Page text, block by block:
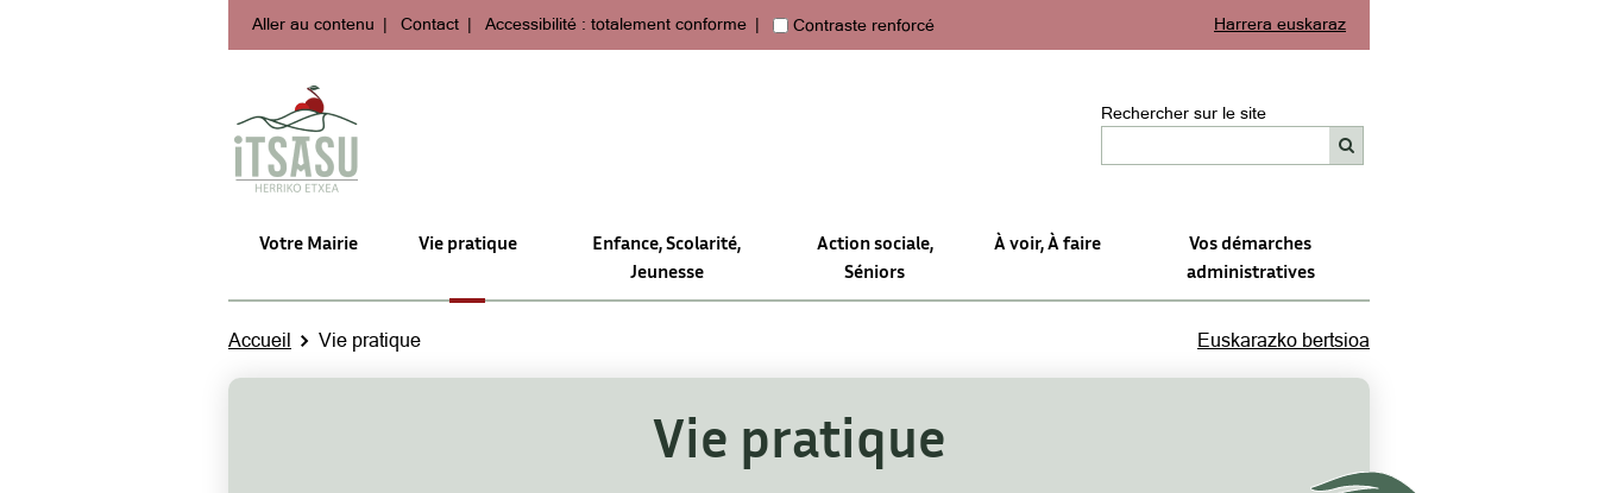
Aller au contenu Contact Accessibilité : totalement conforme Contraste renforcé Harrera euskaraz
Rechercher sur le site
Votre Mairie Vie pratique
Enfance, Scolarité,
Jeunesse
Action sociale,
Séniors
À voir, À faire
Vos démarches
administratives
Accueil Vie pratique Euskarazko bertsioa
Vie pratique